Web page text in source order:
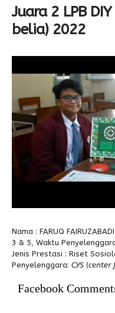
Seragam
Padmanaba Smart
Progresif #37
Padstory
Antologi Puisi 1
Antologi Puisi 2
Antologi Puisi 3
Eskul
Kegiatan Kemitraan
Download
Padnews
Majalah Progresif
Link Referensi
Event Padmanaba
Penbes 2026
PPDB
Alumni
Juara 2 LPB
belia) 2022
Nama : FARUQ
3 & 5, Waktu
Jenis Prestasi : Riset
Penyelenggara: CYS (center
Facebook